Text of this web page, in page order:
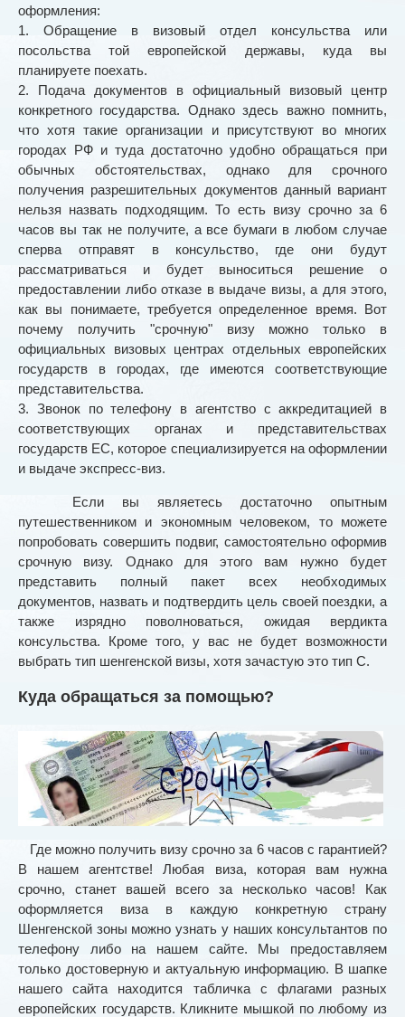
оформления:
1. Обращение в визовый отдел консульства или
посольства той европейской державы, куда вы
планируете поехать.
2. Подача документов в официальный визовый центр
конкретного государства. Однако здесь важно помнить,
что хотя такие организации и присутствуют во многих
городах РФ и туда достаточно удобно обращаться при
обычных обстоятельствах, однако для срочного
получения разрешительных документов данный вариант
нельзя назвать подходящим. То есть визу срочно за 6
часов вы так не получите, а все бумаги в любом случае
сперва отправят в консульство, где они будут
рассматриваться и будет выноситься решение о
предоставлении либо отказе в выдаче визы, а для этого,
как вы понимаете, требуется определенное время. Вот
почему получить "срочную" визу можно только в
официальных визовых центрах отдельных европейских
государств в городах, где имеются соответствующие
представительства.
3. Звонок по телефону в агентство с аккредитацией в
соответствующих органах и представительствах
государств ЕС, которое специализируется на оформлении
и выдаче экспресс-виз.
Если вы являетесь достаточно опытным
путешественником и экономным человеком, то можете
попробовать совершить подвиг, самостоятельно оформив
срочную визу. Однако для этого вам нужно будет
представить полный пакет всех необходимых
документов, назвать и подтвердить цель своей поездки, а
также изрядно поволноваться, ожидая вердикта
консульства. Кроме того, у вас не будет возможности
выбрать тип шенгенской визы, хотя зачастую это тип С.
Куда обращаться за помощью?
Где можно получить визу срочно за 6 часов с гарантией?
В нашем агентстве! Любая виза, которая вам нужна
срочно, станет вашей всего за несколько часов! Как
оформляется виза в каждую конкретную страну
Шенгенской зоны можно узнать у наших консультантов по
телефону либо на нашем сайте. Мы предоставляем
только достоверную и актуальную информацию. В шапке
нашего сайта находится табличка с флагами разных
европейских государств. Кликните мышкой по любому из